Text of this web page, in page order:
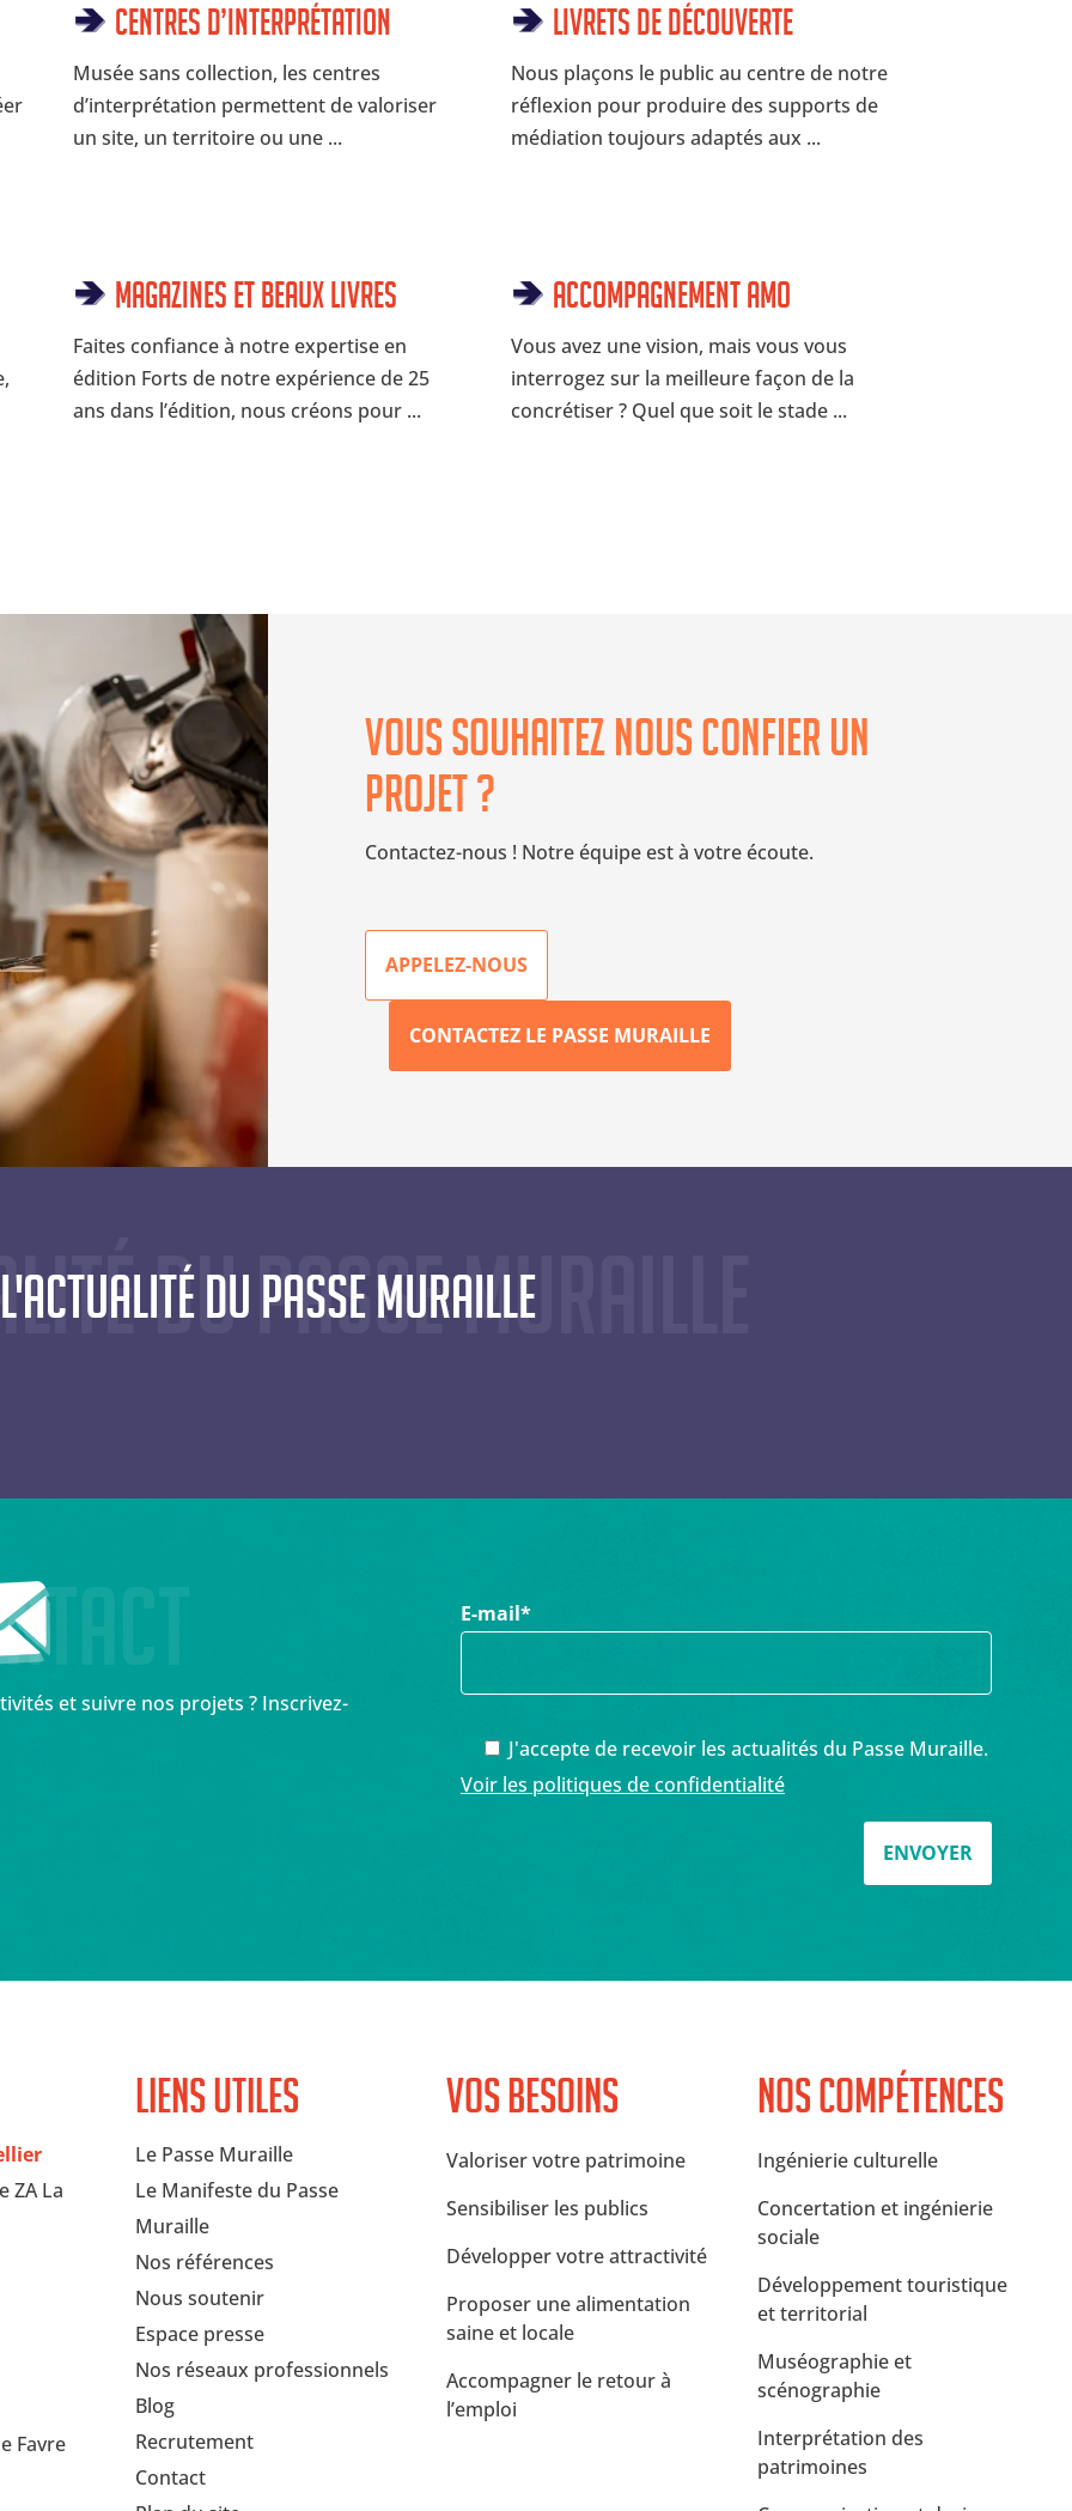
Centres d’interprétation
Musée sans collection, les centres
d’interprétation permettent de valoriser
un site, un territoire ou une ...
Livrets de découverte
Nous plaçons le public au centre de notre
réflexion pour produire des supports de
médiation toujours adaptés aux ...
Magazines et beaux livres
Faites confiance à notre expertise en
édition Forts de notre expérience de 25
ans dans l’édition, nous créons pour ...
Accompagnement AMO
Vous avez une vision, mais vous vous
interrogez sur la meilleure façon de la
concrétiser ? Quel que soit le stade ...
Vous souhaitez nous confier un
projet ?
Contactez-nous ! Notre équipe est à votre écoute.
APPELEZ-NOUS
CONTACTEZ LE PASSE MURAILLE
du Passe Muraille
L'actualité du Passe Muraille
et suivre nos projets ? Inscrivez-
E-mail*
J'accepte de recevoir les actualités du Passe Muraille.
Voir les politiques de confidentialité
ENVOYER
ZA La
Favre
Liens utiles
Le Passe Muraille
Le Manifeste du Passe
Muraille
Nos références
Nous soutenir
Espace presse
Nos réseaux professionnels
Blog
Recrutement
Contact
Vos besoins
Valoriser votre patrimoine
Sensibiliser les publics
Développer votre attractivité
Proposer une alimentation
saine et locale
Accompagner le retour à
l’emploi
Nos compétences
Ingénierie culturelle
Concertation et ingénierie
sociale
Développement touristique
et territorial
Muséographie et
scénographie
Interprétation des
patrimoines